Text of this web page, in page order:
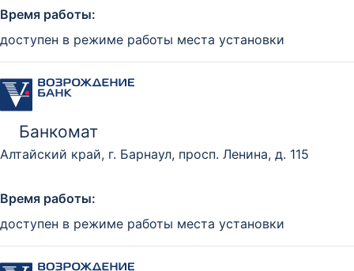
Время работы:
доступен в режиме работы места установки
Банкомат
Алтайский край, г. Барнаул, просп. Ленина, д. 115
Время работы:
доступен в режиме работы места установки